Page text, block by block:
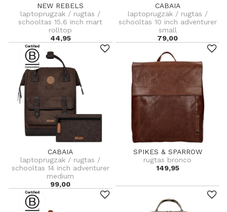
NEW REBELS
laptoprugzak / rugtas /
schooltas 15.6 inch mart
rolltop
44,95
CABAIA
laptoprugzak / rugtas /
schooltas 10 inch adventurer
small
79,00
CABAIA
laptoprugzak / rugtas /
schooltas 14 inch adventurer
medium
99,00
SPIKES & SPARROW
rugtas bronco
149,95